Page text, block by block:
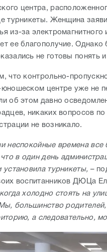
центра,
турникеты. Женщина
из-за
ее благополучие.
не готовы понять
что контрольно-
юношеском центре уже не
об этом давно
никаких вопросов
не возникало.
неспокойные времена все
в один день
установила турникеты, –
воспитанников ДЮЦа
холодно стоять на
большинство
а следовательно,